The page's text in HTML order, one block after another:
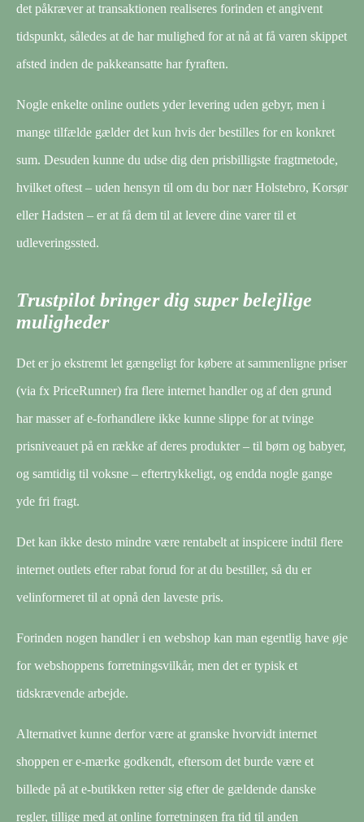
det påkræver at transaktionen realiseres forinden et angivent
tidspunkt, således at de har mulighed for at nå at få varen skippet
afsted inden de pakkeansatte har fyraften.
Nogle enkelte online outlets yder levering uden gebyr, men i
mange tilfælde gælder det kun hvis der bestilles for en konkret
sum. Desuden kunne du udse dig den prisbilligste fragtmetode,
hvilket oftest – uden hensyn til om du bor nær Holstebro, Korsør
eller Hadsten – er at få dem til at levere dine varer til et
udleveringssted.
Trustpilot bringer dig super belejlige
muligheder
Det er jo ekstremt let gængeligt for købere at sammenligne priser
(via fx PriceRunner) fra flere internet handler og af den grund
har masser af e-forhandlere ikke kunne slippe for at tvinge
prisniveauet på en række af deres produkter – til børn og babyer,
og samtidig til voksne – eftertrykkeligt, og endda nogle gange
yde fri fragt.
Det kan ikke desto mindre være rentabelt at inspicere indtil flere
internet outlets efter rabat forud for at du bestiller, så du er
velinformeret til at opnå den laveste pris.
Forinden nogen handler i en webshop kan man egentlig have øje
for webshoppens forretningsvilkår, men det er typisk et
tidskrævende arbejde.
Alternativet kunne derfor være at granske hvorvidt internet
shoppen er e-mærke godkendt, eftersom det burde være et
billede på at e-butikken retter sig efter de gældende danske
regler, tillige med at online forretningen fra tid til anden